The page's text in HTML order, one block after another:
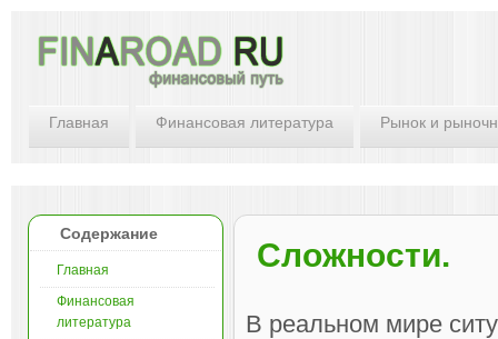
Главная Финансовая литература Рынок и
Сложности.
В реальном мире
Содержание
Главная
Финансовая
литература